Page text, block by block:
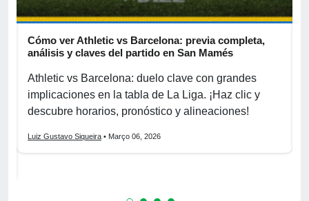
Cómo ver Athletic vs Barcelona: previa completa,
análisis y claves del partido en San Mamés
Athletic vs Barcelona: duelo clave con grandes
implicaciones en la tabla de La Liga. ¡Haz clic y
descubre horarios, pronóstico y alineaciones!
Luiz Gustavo Siqueira • Março 06, 2026